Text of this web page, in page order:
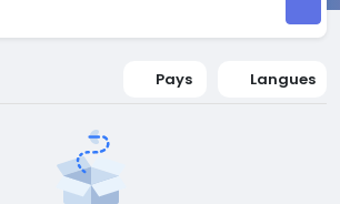
Pays Langues